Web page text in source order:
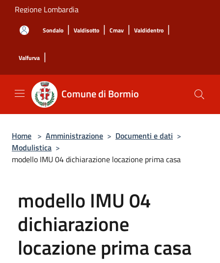
Salta al contenuto principale
Regione Lombardia
Sondalo | Valdisotto | Cmav | Valdidentro |
Valfurva |
Comune di Bormio
Home > Amministrazione > Documenti e dati >
Modulistica >
modello IMU 04 dichiarazione locazione prima casa
modello IMU 04
dichiarazione
locazione prima casa